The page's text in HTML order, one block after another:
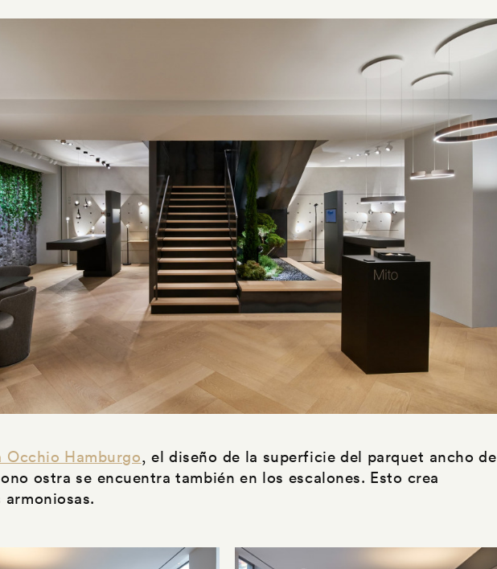
Occhio Hamburgo, el diseño de la superficie del parquet ancho de
ostra se encuentra también en los escalones. Esto crea